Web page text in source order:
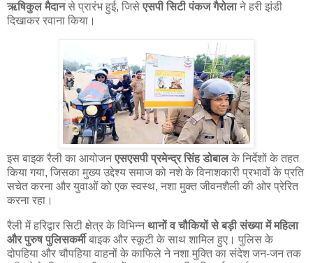
ऋषिकुल मैदानसे प्रारंभ हुई, जिसेएसपी सिटी पंकज गैरोलाने हरी झंडी
दिखाकर रवाना किया।
इस बाइक रैली का आयोजनएसएसपी प्रमेन्द्र सिंह डोबालके निर्देशों के तहत
किया गया, जिसका मुख्य उद्देश्य समाज को नशे के विनाशकारी प्रभावों के प्रति
सचेत करना और युवाओं को एक स्वस्थ, नशा मुक्त जीवनशैली की ओर प्रेरित
करना रहा।
रैली में हरिद्वार सिटी क्षेत्र के विभिन्नथानों व चौकियों से बड़ी संख्या में महिला
और पुरुष पुलिसकर्मीबाइक और स्कूटी के साथ शामिल हुए। पुलिस के
दोपहिया और चौपहिया वाहनों के काफिले ने नशा मुक्ति का संदेश जन-जन तक